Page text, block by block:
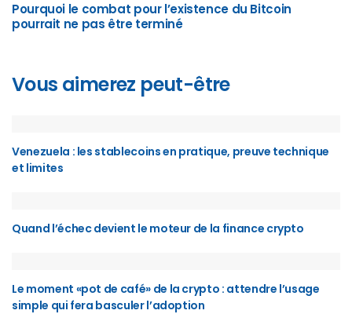
Pourquoi le combat pour l’existence du Bitcoin
pourrait ne pas être terminé
Vous aimerez peut-être
Venezuela : les stablecoins en pratique, preuve technique
et limites
Quand l’échec devient le moteur de la finance crypto
Le moment «pot de café» de la crypto : attendre l’usage
simple qui fera basculer l’adoption